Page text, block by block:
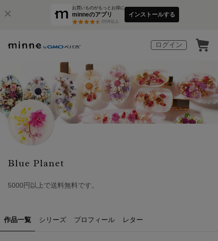
お買いものがもっとお得に
minneのアプリ
3万件以上
インストールする
ログイン
Blue Planet
5000円以上で送料無料です。
作品一覧 シリーズ プロフィール レター